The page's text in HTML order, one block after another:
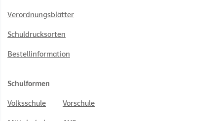
Verordnungsblätter
Schuldrucksorten
Bestellinformation
Schulformen
Volksschule Vorschule